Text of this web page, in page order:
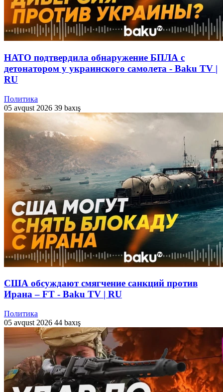
НАТО подтвердила обнаружение БПЛА с
детонатором у украинского самолета - Baku TV |
RU
Политика
05 avqust 2026 39 baxış
США обсуждают смягчение санкций против
Ирана – FT - Baku TV | RU
Политика
05 avqust 2026 44 baxış